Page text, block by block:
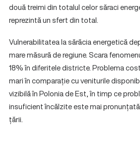
două treimi din totalul celor săraci
reprezintă un sfert din total.
Vulnerabilitatea la sărăcia energetică
mare măsură de regiune. Scara
18% în diferitele districte. Problema
mari în comparație cu veniturile
vizibilă în Polonia de Est, în timp ce
insuficient încălzite este mai
țării.